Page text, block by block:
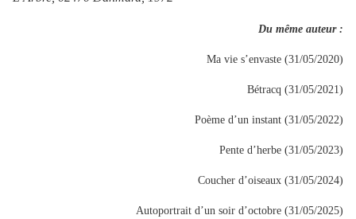
Du même auteur :
Ma vie s’envaste (31/05/2020)
Bétracq (31/05/2021)
Poème d’un instant (31/05/2022)
Pente d’herbe (31/05/2023)
Coucher d’oiseaux (31/05/2024)
Autoportrait d’un soir d’octobre (31/05/2025)